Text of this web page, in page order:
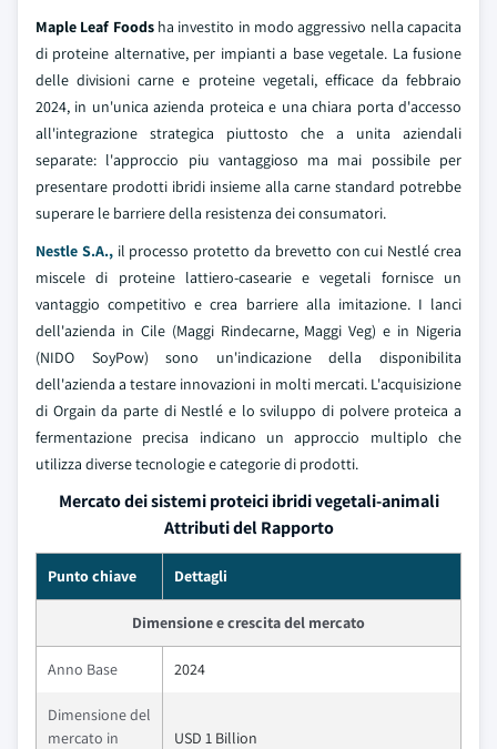
Maple Leaf Foodsha investito in modo aggressivo nella capacita
di proteine alternative, per impianti a base vegetale. La fusione
delle divisioni carne e proteine vegetali, efficace da febbraio
2024, in un'unica azienda proteica e una chiara porta d'accesso
all'integrazione strategica piuttosto che a unita aziendali
separate: l'approccio piu vantaggioso ma mai possibile per
presentare prodotti ibridi insieme alla carne standard potrebbe
superare le barriere della resistenza dei consumatori.
Nestle S.A.,il processo protetto da brevetto con cui Nestlé crea
miscele di proteine lattiero-casearie e vegetali fornisce un
vantaggio competitivo e crea barriere alla imitazione. I lanci
dell'azienda in Cile (Maggi Rindecarne, Maggi Veg) e in Nigeria
(NIDO SoyPow) sono un'indicazione della disponibilita
dell'azienda a testare innovazioni in molti mercati. L'acquisizione
di Orgain da parte di Nestlé e lo sviluppo di polvere proteica a
fermentazione precisa indicano un approccio multiplo che
utilizza diverse tecnologie e categorie di prodotti.
Mercato dei sistemi proteici ibridi vegetali-animali
Attributi del Rapporto
Punto chiave Dettagli
Dimensione e crescita del mercato
Anno Base 2024
Dimensione del
mercato in
USD 1 Billion